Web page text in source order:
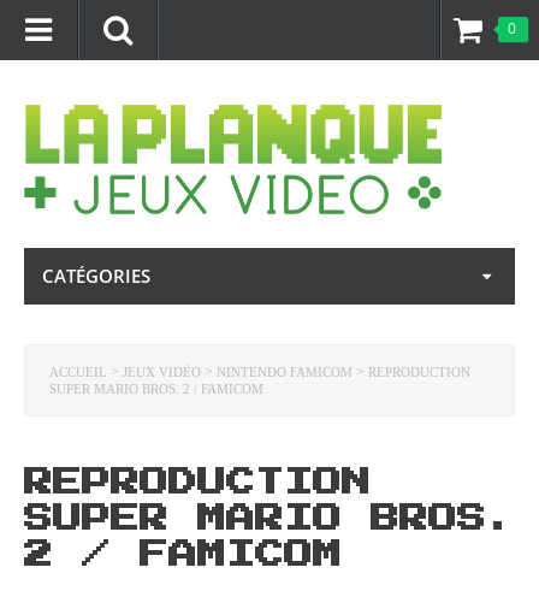
0
CATÉGORIES
ACCUEIL > JEUX VIDÉO > NINTENDO FAMICOM > REPRODUCTION
SUPER MARIO BROS. 2 / FAMICOM
REPRODUCTION
SUPER MARIO BROS.
2 / FAMICOM